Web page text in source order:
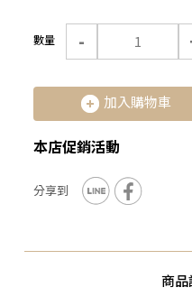
數量 -
加入購物車
本店促銷活動
商品